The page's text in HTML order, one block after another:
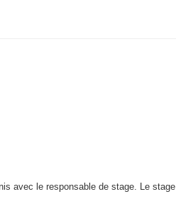
avec le responsable de stage. Le